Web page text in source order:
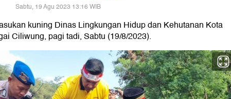
Sabtu, 19 Agu 2023 13:16 WIB
kuning Dinas Lingkungan Hidup dan Kehutanan Kota
Ciliwung, pagi tadi, Sabtu (19/8/2023).